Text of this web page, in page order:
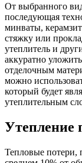
От выбранного
последующая
минваты,
стяжку или
утеплитель и
аккуратно
отделочным
можно
который будет
утеплительным
Утепление
Тепловые потери,